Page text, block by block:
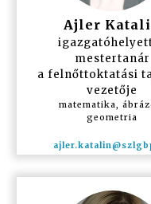
Ajler
mestertanár
a felnőttoktatási
vezetője
matematika,
geometria